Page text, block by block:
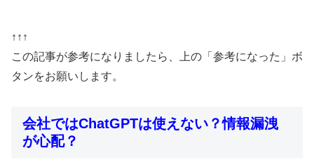
↑↑↑
この記事が参考になりましたら、上の「参考になった」ボ
タンをお願いします。
会社ではChatGPTは使えない？情報漏洩
が心配？